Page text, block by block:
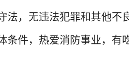
法，无违法犯罪和其他不
条件，热爱消防事业，有